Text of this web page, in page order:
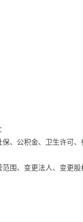
、公积金、卫生许可
围、变更法人、变更股